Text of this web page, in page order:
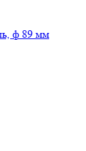
ф 89 мм